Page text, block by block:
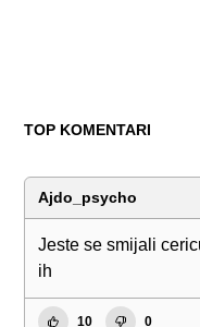
TOP KOMENTARI
Ajdo_psycho
Jeste se smijali
ih
10 0